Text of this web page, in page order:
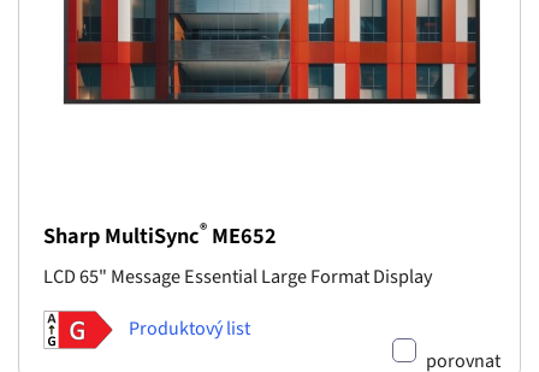
Sharp MultiSync® ME652
LCD 65" Message Essential Large Format Display
Produktový list
porovnat